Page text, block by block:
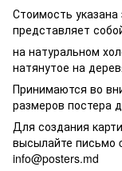
Стоимость
представляет
на натуральном
натянутое на
Принимаются во
размеров постера
Для создания
высылайте письмо
info@posters.md